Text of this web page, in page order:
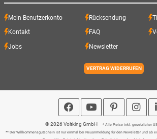
Mein Benutzerkonto Rücksendung
Kontakt FAQ
Jobs Newsletter
VERTRAG WIDERRUFEN
© 2026 Voltking GmbH * Alle Preise inkl. gesetzlicher
** Der Willkommensgutschein ist nur einmal bei Neuanmeldung für den Newsletter und ab